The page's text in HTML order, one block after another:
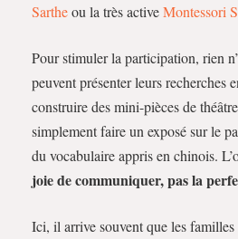
Sartheou la très activeMontessori
Pour stimuler la participation, rien
peuvent présenter leurs recherches
construire des mini-pièces de
simplement faire un exposé sur le
du vocabulaire appris en chinois.
joie de communiquer, pas la
Ici, il arrive souvent que les familles